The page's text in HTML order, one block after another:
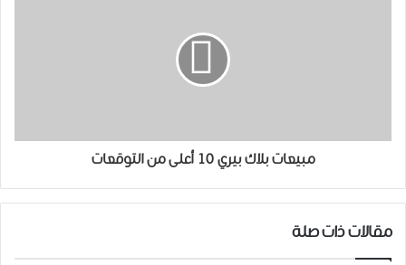
مبيعات بلاك بيري 10 أعلى من التوقعات
مقالات ذات صلة